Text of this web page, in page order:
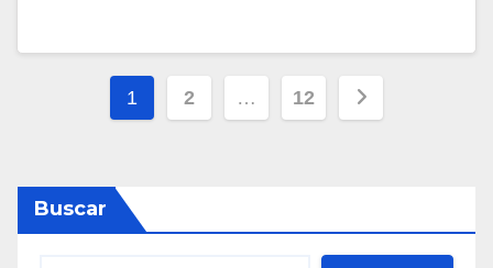
Posts
1 2 … 12
Buscar